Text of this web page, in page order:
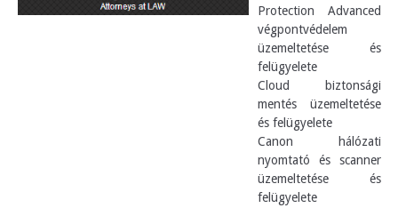
Protection Advanced
végpontvédelem
üzemeltetése és
felügyelete
Cloud biztonsági
mentés üzemeltetése
és felügyelete
Canon hálózati
nyomtató és scanner
üzemeltetése és
felügyelete